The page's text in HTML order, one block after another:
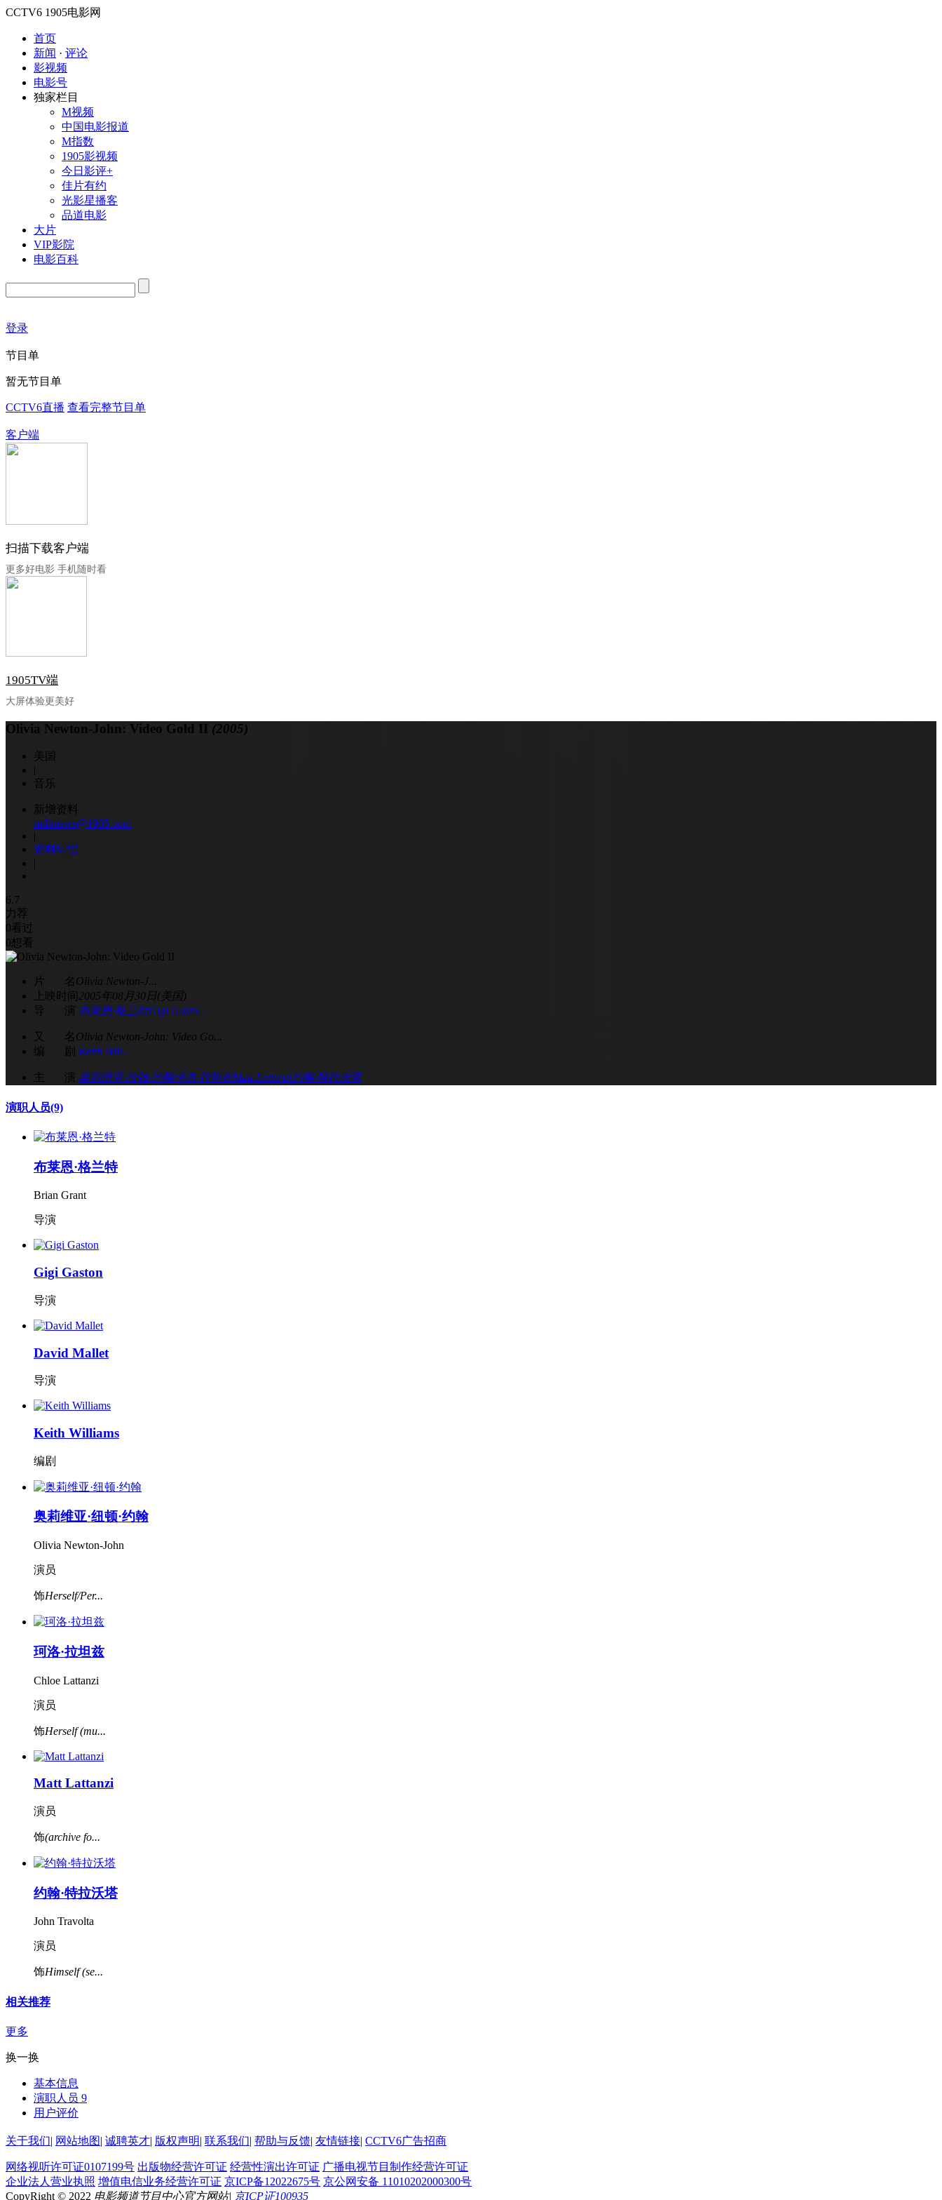
CCTV6 1905电影网
首页
新闻 · 评论
影视频
电影号
独家栏目
M视频
中国电影报道
M指数
1905影视频
今日影评+
佳片有约
光影星播客
品道电影
大片
VIP影院
电影百科
登录
节目单
暂无节目单
CCTV6直播 查看完整节目单
客户端
扫描下载客户端
更多好电影 手机随时看
1905TV端
大屏体验更美好
Olivia Newton-John: Video Gold II (2005)
美国
|
音乐
新增资料
mdbnews@1905.com
|
资料纠错
|
6.7
力荐
0看过
0想看
片 名 Olivia Newton-J...
上映时间2005年08月30日(美国)
导 演 布莱恩·格兰特Gigi Gasto...
又 名 Olivia Newton-John: Video Go...
编 剧
Keith Will...
主 演 奥莉维亚·纽顿·约翰珂洛·拉坦兹Matt Lattanzi约翰·特拉沃塔
演职人员(9)
布莱恩·格兰特
Brian Grant
导演
Gigi Gaston
导演
David Mallet
导演
Keith Williams
编剧
奥莉维亚·纽顿·约翰
Olivia Newton-John
演员
饰Herself/Per...
珂洛·拉坦兹
Chloe Lattanzi
演员
饰Herself (mu...
Matt Lattanzi
演员
饰(archive fo...
约翰·特拉沃塔
John Travolta
演员
饰Himself (se...
相关推荐
更多
换一换
基本信息
演职人员 9
用户评价
关于我们| 网站地图| 诚聘英才| 版权声明| 联系我们| 帮助与反馈| 友情链接| CCTV6广告招商
网络视听许可证0107199号 出版物经营许可证 经营性演出许可证 广播电视节目制作经营许可证
企业法人营业执照 增值电信业务经营许可证 京ICP备12022675号 京公网安备 11010202000300号
CopyRight © 2022 电影频道节目中心官方网站| 京ICP证100935